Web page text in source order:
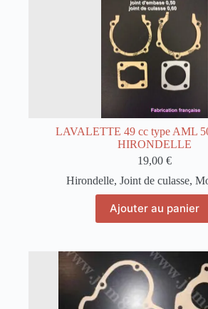
LAVALETTE 49 cc type AML
HIRONDELLE
19,00€
Hirondelle, Joint de culasse,
Ajouter au panier